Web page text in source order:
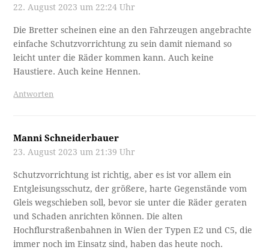
22. August 2023 um 22:24 Uhr
Die Bretter scheinen eine an den Fahrzeugen angebrachte
einfache Schutzvorrichtung zu sein damit niemand so
leicht unter die Räder kommen kann. Auch keine
Haustiere. Auch keine Hennen.
Antworten
Manni Schneiderbauer
23. August 2023 um 21:39 Uhr
Schutzvorrichtung ist richtig, aber es ist vor allem ein
Entgleisungsschutz, der größere, harte Gegenstände vom
Gleis wegschieben soll, bevor sie unter die Räder geraten
und Schaden anrichten können. Die alten
Hochflurstraßenbahnen in Wien der Typen E2 und C5, die
immer noch im Einsatz sind, haben das heute noch.